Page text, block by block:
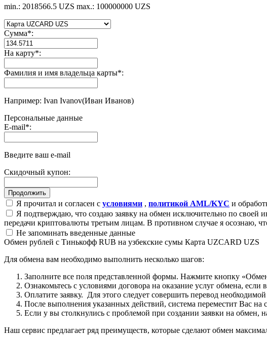
min.: 2018566.5 UZS max.: 100000000 UZS
Сумма*:
На карту*:
Фамилия и имя владельца карты*:
Например: Ivan Ivanov(Иван Иванов)
Персональные данные
E-mail*:
Введите ваш e-mail
Скидочный купон:
Я прочитал и согласен с условиями , политикой AML/KYC и
Я подтверждаю, что создаю заявку на обмен исключительно по своей
передачи криптовалюты третьим лицам. В противном случае я осознаю,
Не запоминать введенные данные
Обмен рублей с Тинькофф RUB на узбекские сумы Карта UZCARD UZS
Для обмена вам необходимо выполнить несколько шагов:
Заполните все поля представленной формы. Нажмите кнопку
Ознакомьтесь с условиями договора на оказание услуг обмена,
Оплатите заявку. Для этого следует совершить перевод
После выполнения указанных действий, система переместит Вас на
Если у вы столкнулись с проблемой при создании заявки на
Наш сервис предлагает ряд преимуществ, которые сделают обмен